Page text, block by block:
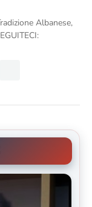
Albanese,